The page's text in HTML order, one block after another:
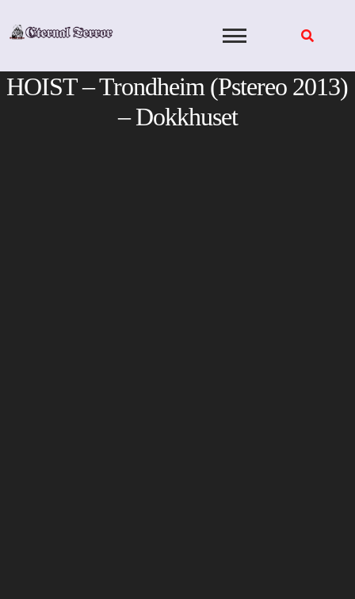
HOIST – Trondheim (Pstereo 2013)
– Dokkhuset